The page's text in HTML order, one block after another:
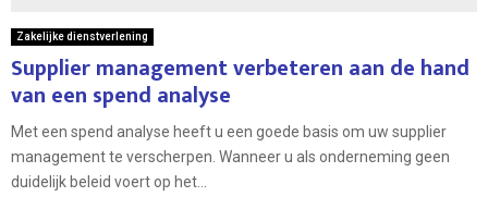
Zakelijke dienstverlening
Supplier management verbeteren aan de hand
van een spend analyse
Met een spend analyse heeft u een goede basis om uw supplier
management te verscherpen. Wanneer u als onderneming geen
duidelijk beleid voert op het...